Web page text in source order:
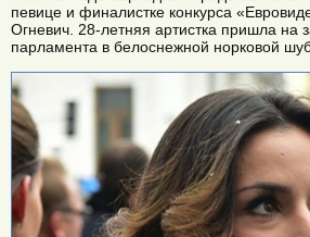
певице и финалистке конкурса
Огневич. 28-летняя артистка пришла на
парламента в белоснежной норковой